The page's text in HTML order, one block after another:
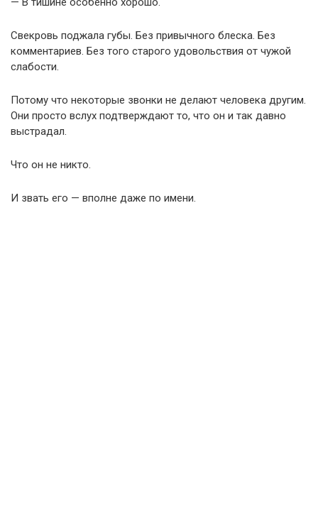
Свекровь поджала губы. Без привычного блеска. Без
комментариев. Без того старого удовольствия от чужой
слабости.
Потому что некоторые звонки не делают человека другим.
Они просто вслух подтверждают то, что он и так давно
выстрадал.
Что он не никто.
И звать его — вполне даже по имени.